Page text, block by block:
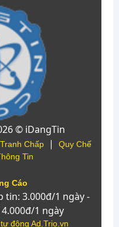
© iDangTin
Chấp|
Quy Chế
Tin
Cáo
tin: 3.000đ/1 ngày -
1 ngày
động Ad.Trio.vn